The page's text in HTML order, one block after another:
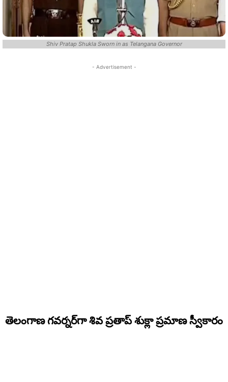
Shiv Pratap Shukla Sworn in as Telangana Governor
- Advertisement -
తెలంగాణ గవర్నర్‌గా శివ ప్రతాప్ శుక్లా ప్రమాణ స్వీకారం